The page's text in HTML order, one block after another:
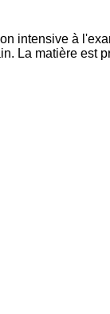
intensive à
La matière est